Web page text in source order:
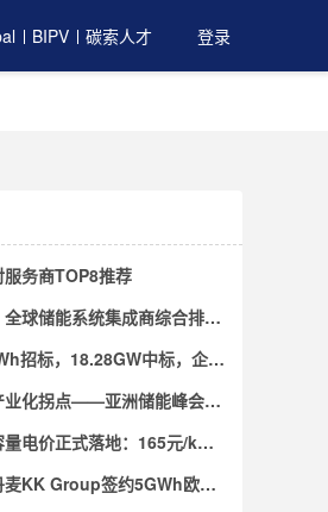
BIPV 碳索人才 登录
务商TOP8推荐
球储能系统集成商综合排名
招标，18.28GW中标，企业
业化拐点——亚洲储能峰会演
电价正式落地：165元/kW·
麦KK Group签约5GWh欧洲